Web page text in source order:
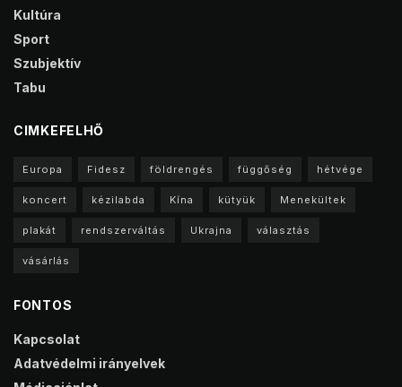
Kultúra
Sport
Szubjektív
Tabu
CIMKEFELHŐ
Europa Fidesz földrengés függőség hétvége
koncert kézilabda Kína kütyük Menekültek
plakát rendszerváltás Ukrajna választás
vásárlás
FONTOS
Kapcsolat
Adatvédelmi irányelvek